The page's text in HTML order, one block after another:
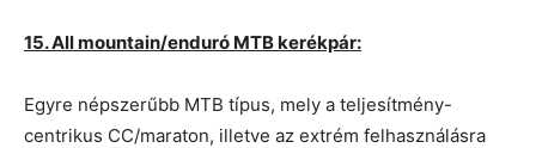
15. All mountain/enduró MTB kerékpár:
Egyre népszerűbb MTB típus, mely a teljesítmény-
centrikus CC/maraton, illetve az extrém felhasználásra